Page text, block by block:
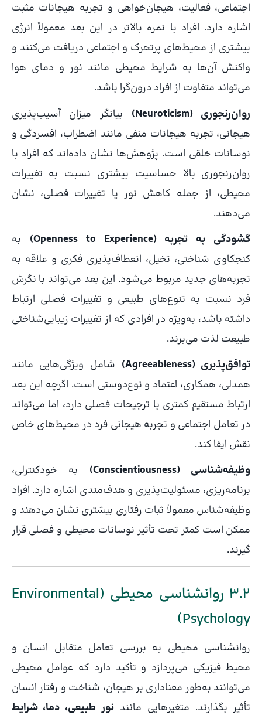
اجتماعی، فعالیت، هیجان‌خواهی و تجربه هیجانات مثبت
اشاره دارد. افراد با نمره بالاتر در این بعد معمولاً انرژی
بیشتری از محیط‌های پرتحرک و اجتماعی دریافت می‌کنند و
واکنش آن‌ها به شرایط محیطی مانند نور و دمای هوا
می‌تواند متفاوت از افراد درون‌گرا باشد.
روان‌رنجوری (Neuroticism)
بیانگر میزان آسیب‌پذیری
هیجانی، تجربه هیجانات منفی مانند اضطراب، افسردگی و
نوسانات خلقی است. پژوهش‌ها نشان داده‌اند که افراد با
روان‌رنجوری بالا حساسیت بیشتری نسبت به تغییرات
محیطی، از جمله کاهش نور یا تغییرات فصلی، نشان
می‌دهند.
گشودگی به تجربه (Openness to Experience)
به
کنجکاوی شناختی، تخیل، انعطاف‌پذیری فکری و علاقه به
تجربه‌های جدید مربوط می‌شود. این بعد می‌تواند با نگرش
فرد نسبت به تنوع‌های طبیعی و تغییرات فصلی ارتباط
داشته باشد، به‌ویژه در افرادی که از تغییرات زیبایی‌شناختی
طبیعت لذت می‌برند.
توافق‌پذیری (Agreeableness)
شامل ویژگی‌هایی مانند
همدلی، همکاری، اعتماد و نوع‌دوستی است. اگرچه این بعد
ارتباط مستقیم کمتری با ترجیحات فصلی دارد، اما می‌تواند
در تعامل اجتماعی و تجربه هیجانی فرد در محیط‌های خاص
نقش ایفا کند.
وظیفه‌شناسی (Conscientiousness)
به خودکنترلی،
برنامه‌ریزی، مسئولیت‌پذیری و هدف‌مندی اشاره دارد. افراد
وظیفه‌شناس معمولاً ثبات رفتاری بیشتری نشان می‌دهند و
ممکن است کمتر تحت تأثیر نوسانات محیطی و فصلی قرار
گیرند.
3.2 روانشناسی محیطی (Environmental
Psychology)
روانشناسی محیطی به بررسی تعامل متقابل انسان و
محیط فیزیکی می‌پردازد و تأکید دارد که عوامل محیطی
می‌توانند به‌طور معناداری بر هیجان، شناخت و رفتار انسان
تأثیر بگذارند. متغیرهایی مانند نور طبیعی، دما، شرایط